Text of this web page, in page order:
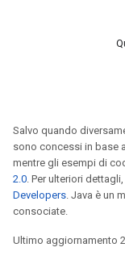
Salvo quando
sono concessi in base
mentre gli esempi di
2.0. Per ulteriori
Developers. Java è un
consociate.
Ultimo aggiornamento